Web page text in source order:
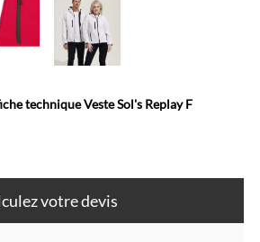
technique Veste Sol's Replay F
votre devis